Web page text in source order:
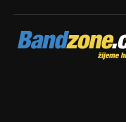
Bandzone.cz
žijeme hudbou